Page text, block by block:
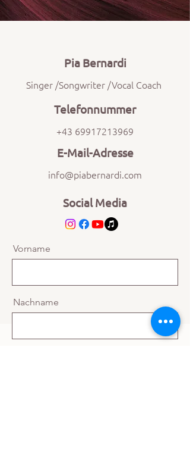
Pia Bernardi
Singer /Songwriter /Vocal Coach
Telefonnummer
+43 69917213969
E-Mail-Adresse
info@piabernardi.com
Social Media
Vorname
Nachname